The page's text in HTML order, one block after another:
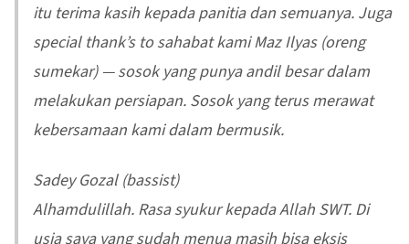
itu terima kasih kepada panitia dan semuanya. Juga
special thank’s to sahabat kami Maz Ilyas (oreng
sumekar) — sosok yang punya andil besar dalam
melakukan persiapan. Sosok yang terus merawat
kebersamaan kami dalam bermusik.
Sadey Gozal (bassist)
Alhamdulillah. Rasa syukur kepada Allah SWT. Di
usia saya yang sudah menua masih bisa eksis